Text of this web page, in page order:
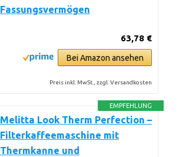
Fassungsvermögen
63,78 €
Bei Amazon ansehen
Preis inkl. MwSt., zzgl. Versandkosten
EMPFEHLUNG
Melitta Look Therm Perfection –
Filterkaffeemaschine mit
Thermkanne und